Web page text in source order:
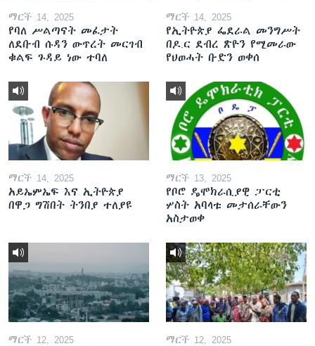
ማርች 14, 2025
የባለ ሥልጣናት መፈታት
ለደቡብ ሱዳን ውጥረት መርገብ
ቁልፍ ጉዳይ ነው ተባለ
ማርች 14, 2025
የኢትዮጵያ ፌደራል መንግሥት
በዶ.ር ደብረ ጽዮን የሚመራው
የህወሓት ቡድን ወቀሰ
ማርች 14, 2025
አይኤምኤፍ እና ኢትዮጵያ
በዋጋ ግሽበት ትንበያ ተለያዩ
ማርች 13, 2025
የቦሮ ዴሞክራሲያዊ ፓርቲ
ሦስት አባላቱ መታሰራቸውን
አስታወቀ
ማርች 12, 2025 ማርች 12, 2025